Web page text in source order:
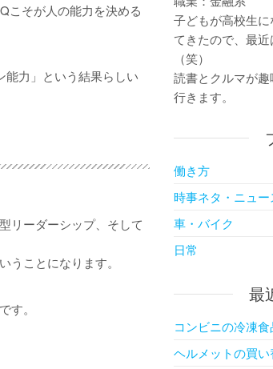
こそが人の能力を決める
能力」という結果らしい
リーダーシップ、そして
ことになります。
。
子どもが高校生
てきたので、最
（笑）
読書とクルマが
行きます。
働き方
時事ネタ・ニュー
車・バイク
日常
最
コンビニの冷凍
ヘルメットの買